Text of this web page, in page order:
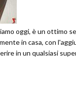
oggi, è un ottimo
in casa, con
in un qualsiasi